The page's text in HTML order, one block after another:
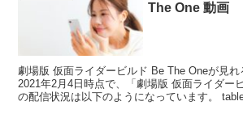
The One 動画
劇場版 仮面ライダービルド Be The Oneが見
2021年2月4日時点で、「劇場版 仮面ライダー
の配信状況は以下のようになっています。